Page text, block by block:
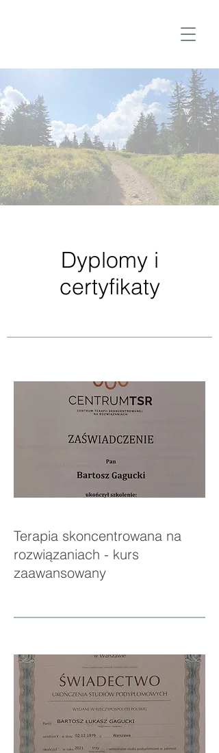
Dyplomy i
certyfikaty
Terapia skoncentrowana na
rozwiązaniach - kurs
zaawansowany